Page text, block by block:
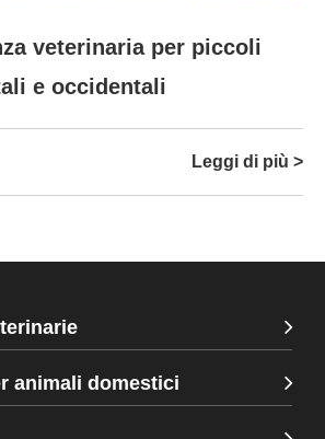
veterinaria per piccoli
e occidentali
Leggi di più >
animali domestici